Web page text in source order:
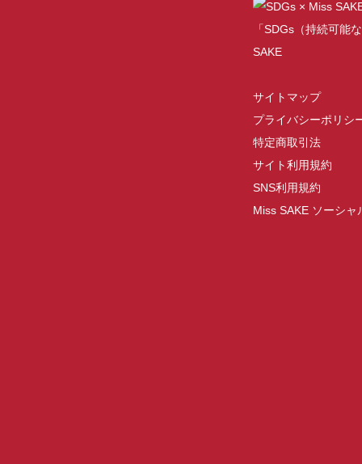
「SDGs（持続可能
SAKE
サイトマップ
プライバシーポリシ
特定商取引法
サイト利用規約
SNS利用規約
Miss SAKE ソーシ